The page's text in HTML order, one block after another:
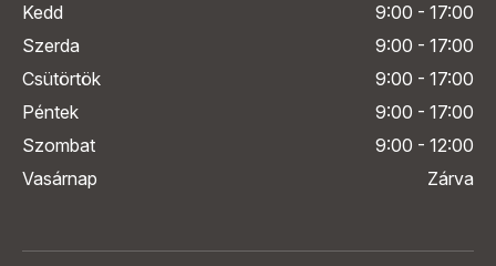
Kedd
9:00 - 17:00
Szerda
9:00 - 17:00
Csütörtök
9:00 - 17:00
Péntek
9:00 - 17:00
Szombat
9:00 - 12:00
Vasárnap
Zárva